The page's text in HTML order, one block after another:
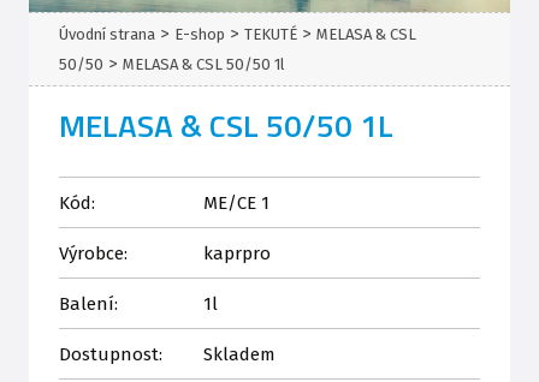
Úvodní strana > E-shop > TEKUTÉ > MELASA & CSL
50/50 > MELASA & CSL 50/50 1l
MELASA & CSL 50/50 1L
Kód: ME/CE 1
Výrobce: kaprpro
Balení: 1l
Dostupnost: Skladem